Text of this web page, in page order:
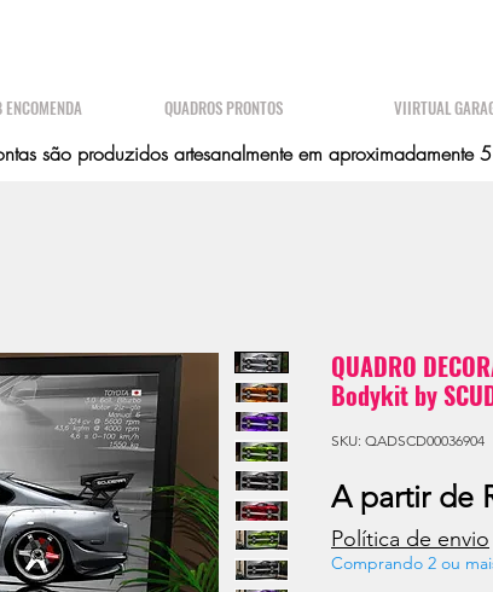
ENCOMENDA QUADROS PRONTOS VIIRTUAL
são produzidos artesanalmente em aproximadamente
QUADRO
Bodykit by
SKU: QADSCD00036904
A partir de
Política de envio
Comprando 2 ou